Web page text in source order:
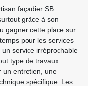
façadier SB
grâce à son
gagner cette place sur
pour les services
un service irréprochable
type de travaux
un entretien, une
spécifique. Les